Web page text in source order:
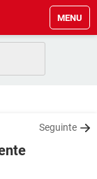
MENU
Seguinte